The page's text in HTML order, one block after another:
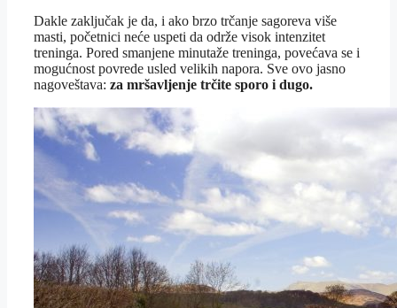
Dakle zaključak je da, i ako brzo trčanje sagoreva više
masti, početnici neće uspeti da održe visok intenzitet
treninga. Pored smanjene minutaže treninga, povećava se i
mogućnost povrede usled velikih napora. Sve ovo jasno
nagoveštava: za mršavljenje trčite sporo i dugo.